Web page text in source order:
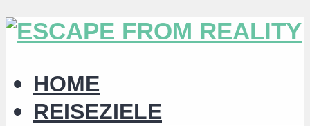
HOME
REISEZIELE